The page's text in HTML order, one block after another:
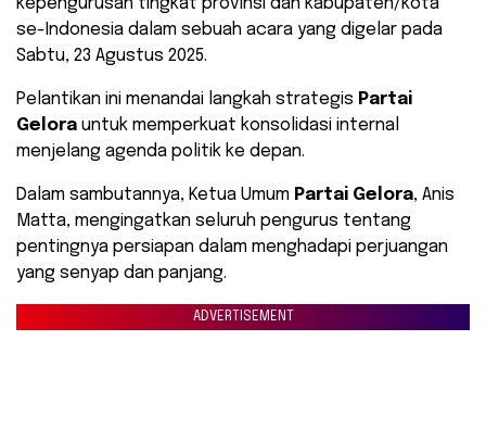
kepengurusan tingkat provinsi dan kabupaten/kota
se-Indonesia dalam sebuah acara yang digelar pada
Sabtu, 23 Agustus 2025.
Pelantikan ini menandai langkah strategis Partai
Gelora untuk memperkuat konsolidasi internal
menjelang agenda politik ke depan.
Dalam sambutannya, Ketua Umum Partai Gelora, Anis
Matta, mengingatkan seluruh pengurus tentang
pentingnya persiapan dalam menghadapi perjuangan
yang senyap dan panjang.
ADVERTISEMENT